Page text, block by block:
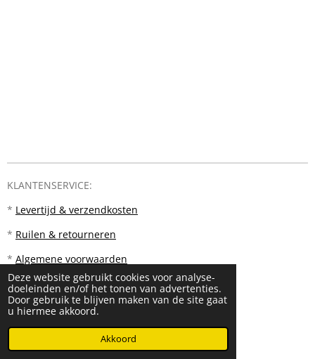
Deze website gebruikt cookies voor analyse-
doeleinden en/of het tonen van advertenties.
Door gebruik te blijven maken van de site gaat
u hiermee akkoord.
Akkoord
KLANTENSERVICE:
* Levertijd & verzendkosten
* Ruilen & retourneren
* Algemene voorwaarden